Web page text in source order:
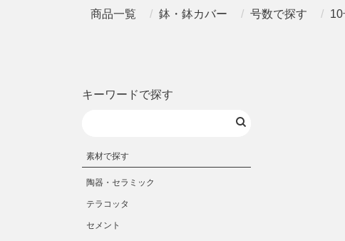
商品一覧 鉢・鉢カバー 号数で探す 10
キーワードで探す
素材で探す
陶器・セラミック
テラコッタ
セメント